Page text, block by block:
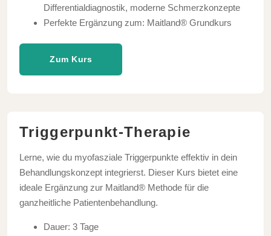
Differentialdiagnostik, moderne Schmerzkonzepte
Perfekte Ergänzung zum: Maitland® Grundkurs
Zum Kurs
Triggerpunkt-Therapie
Lerne, wie du myofasziale Triggerpunkte effektiv in dein
Behandlungskonzept integrierst. Dieser Kurs bietet eine
ideale Ergänzung zur Maitland® Methode für die
ganzheitliche Patientenbehandlung.
Dauer: 3 Tage